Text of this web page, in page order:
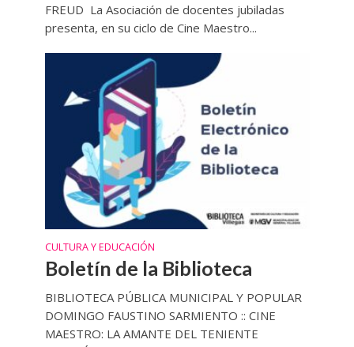
FREUD La Asociación de docentes jubiladas
presenta, en su ciclo de Cine Maestro...
CULTURA Y EDUCACIÓN
Boletín de la Biblioteca
BIBLIOTECA PÚBLICA MUNICIPAL Y POPULAR
DOMINGO FAUSTINO SARMIENTO :: CINE
MAESTRO: LA AMANTE DEL TENIENTE